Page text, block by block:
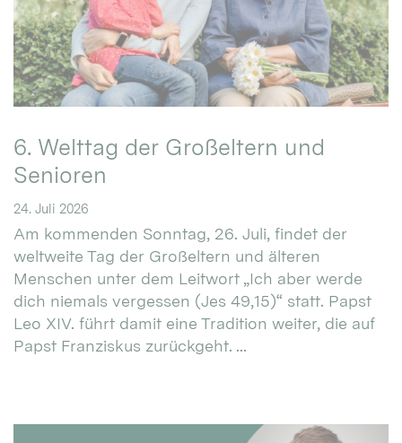
6. Welttag der Großeltern und
Senioren
24. Juli 2026
Am kommenden Sonntag, 26. Juli, findet der
weltweite Tag der Großeltern und älteren
Menschen unter dem Leitwort „Ich aber werde
dich niemals vergessen (Jes 49,15)“ statt. Papst
Leo XIV. führt damit eine Tradition weiter, die auf
Papst Franziskus zurückgeht. ...